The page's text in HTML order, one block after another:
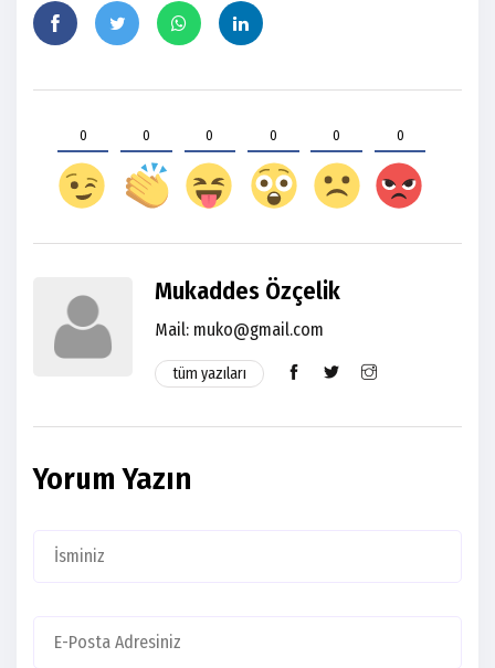
0 0 0 0 0 0
Mukaddes Özçelik
Mail: muko@gmail.com
tüm yazıları
Yorum Yazın